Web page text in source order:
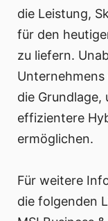
die Leistung,
für den
zu liefern.
die Grundlage,
effizientere
ermöglichen.
Für weitere
die folgenden